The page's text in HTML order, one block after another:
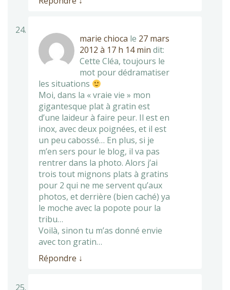
marie chioca le 27 mars
2012 à 17 h 14 min dit:
Cette Cléa, toujours le
mot pour dédramatiser
les situations
Moi, dans la « vraie vie » mon
gigantesque plat à gratin est
d’une laideur à faire peur. Il est en
inox, avec deux poignées, et il est
un peu cabossé… En plus, si je
m’en sers pour le blog, il va pas
rentrer dans la photo. Alors j’ai
trois tout mignons plats à gratins
pour 2 qui ne me servent qu’aux
photos, et derrière (bien caché) ya
le moche avec la popote pour la
tribu…
Voilà, sinon tu m’as donné envie
avec ton gratin…
Répondre ↓